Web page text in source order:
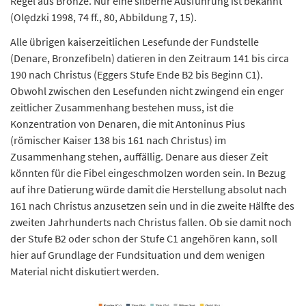
(Olędzki 1998, 74 ff., 80, Abbildung 7, 15).
Alle übrigen kaiserzeitlichen Lesefunde der Fundstelle
(Denare, Bronzefibeln) datieren in den Zeitraum 141 bis circa
190 nach Christus (Eggers Stufe Ende B2 bis Beginn C1).
Obwohl zwischen den Lesefunden nicht zwingend ein enger
zeitlicher Zusammenhang bestehen muss, ist die
Konzentration von Denaren, die mit Antoninus Pius
(römischer Kaiser 138 bis 161 nach Christus) im
Zusammenhang stehen, auffällig. Denare aus dieser Zeit
könnten für die Fibel eingeschmolzen worden sein. In Bezug
auf ihre Datierung würde damit die Herstellung absolut nach
161 nach Christus anzusetzen sein und in die zweite Hälfte des
zweiten Jahrhunderts nach Christus fallen. Ob sie damit noch
der Stufe B2 oder schon der Stufe C1 angehören kann, soll
hier auf Grundlage der Fundsituation und dem wenigen
Material nicht diskutiert werden.